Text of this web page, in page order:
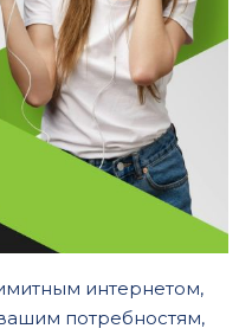
интернетом,
потребностям,